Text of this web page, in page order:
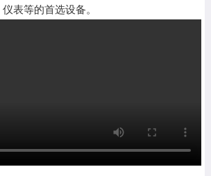
表等的首选设备。